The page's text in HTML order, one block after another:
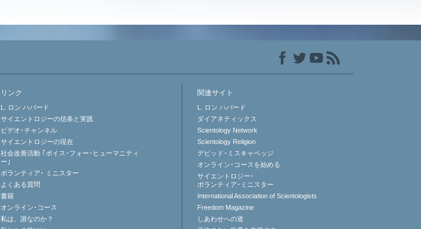
リンク
L. ロン ハバード
サイエントロジーの信条と実践
ビデオ･チャンネル
サイエントロジーの現在
社会改善活動 ｢ボイス･フォー･ヒューマニティ
ー｣
ボランティア･
ミニスター
よくある質問
書籍
オンライン･コース
私は、誰なのか？
関連サイト
L. ロン ハバード
ダイアネティックス
Scientology Network
Scientology Religion
デビッド･ミスキャベッジ
オンライン･コースを始める
サイエントロジー･
ボランティア･ミニスター
International Association of Scientologists
Freedom Magazine
しあわせへの道